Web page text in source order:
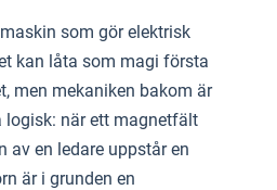
som gör elektrisk
kan låta som magi första
men mekaniken bakom är
logisk: när ett magnetfält
av en ledare uppstår en
är i grunden en